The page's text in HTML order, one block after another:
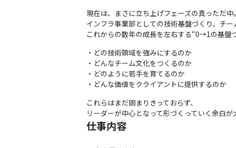
現在は、まさに立ち上げフェーズの真っただ中。
インフラ事業部としての技術基盤づくり、チ
これからの数年の成長を左右する“0→1の基盤
・どの技術領域を強みにするのか
・どんなチーム文化をつくるのか
・どのように若手を育てるのか
・どんな価値をクライアントに提供するのか
これらはまだ固まりきっておらず、
リーダーが中心となって形づくっていく余白が
仕事内容